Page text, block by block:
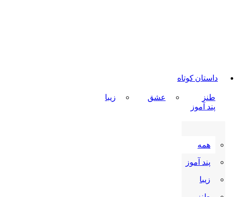
داستان کوتاه
طنز عشق
زیبا
پند آموز
همه
پند آموز
زیبا